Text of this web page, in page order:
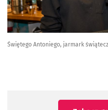
Świętego Antoniego, jarmark